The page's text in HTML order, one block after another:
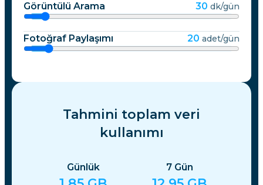
Görüntülü Arama 30 dk/gün
Fotoğraf Paylaşımı 20 adet/gün
Tahmini toplam veri
kullanımı
Günlük 7 Gün